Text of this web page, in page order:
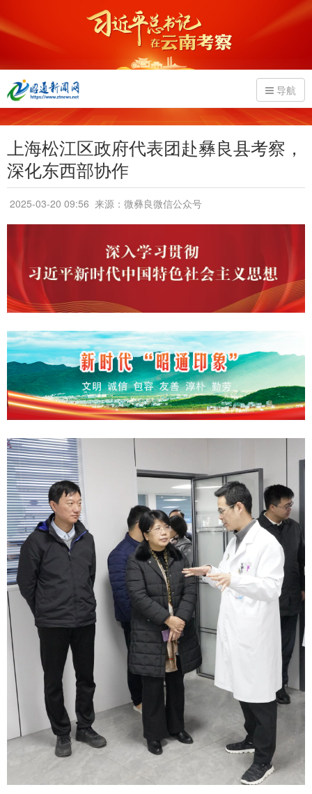
导航
上海松江区政府代表团赴彝良县考察，
深化东西部协作
2025-03-20 09:56 来源：微彝良微信公众号